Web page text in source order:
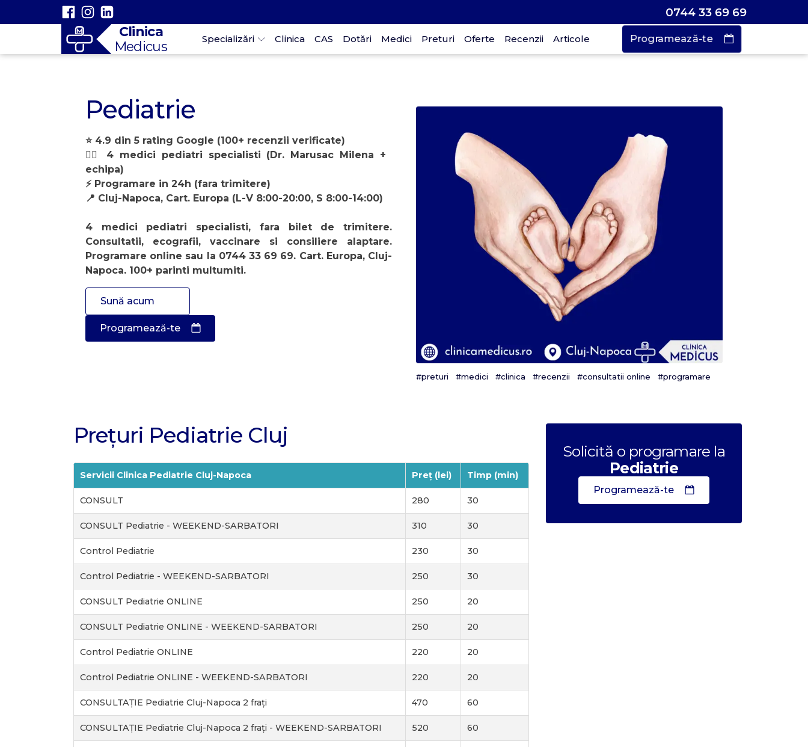
0744 33 69 69
Clinica
Medicus
Specializări Clinica CAS Dotări Medici Preturi Oferte Recenzii Articole Programează-te
Pediatrie
⭐ 4.9 din 5 rating Google (100+ recenzii verificate)
👩‍⚕️ 4 medici pediatri specialisti (Dr. Marusac Milena +
echipa)
⚡ Programare in 24h (fara trimitere)
📍 Cluj-Napoca, Cart. Europa (L-V 8:00-20:00, S 8:00-14:00)
4 medici pediatri specialisti, fara bilet de trimitere.
Consultatii, ecografii, vaccinare si consiliere alaptare.
Programare online sau la 0744 33 69 69. Cart. Europa, Cluj-
Napoca. 100+ parinti multumiti.
Sună acum
Programează-te
#preturi #medici #clinica #recenzii #consultatii online #programare
Prețuri Pediatrie Cluj
Servicii Clinica Pediatrie Cluj-Napoca Preț (lei) Timp (min)
CONSULT 280 30
CONSULT Pediatrie - WEEKEND-SARBATORI 310 30
Control Pediatrie 230 30
Control Pediatrie - WEEKEND-SARBATORI 250 30
CONSULT Pediatrie ONLINE 250 20
CONSULT Pediatrie ONLINE - WEEKEND-SARBATORI 250 20
Control Pediatrie ONLINE 220 20
Control Pediatrie ONLINE - WEEKEND-SARBATORI 220 20
CONSULTAȚIE Pediatrie Cluj-Napoca 2 frați 470 60
CONSULTAȚIE Pediatrie Cluj-Napoca 2 frați - WEEKEND-SARBATORI 520 60
Solicită o programare la
Pediatrie
Programează-te